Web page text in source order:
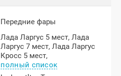
Передние фары
Лада Ларгус 5 мест,Лада
Ларгус 7 мест,Лада Ларгус
Кросс 5 мест,
полный список